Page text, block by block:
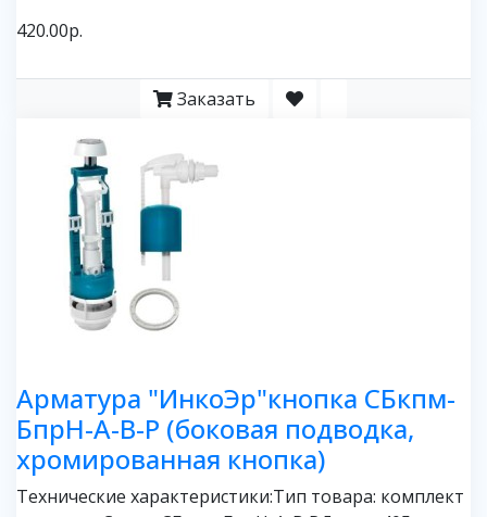
420.00р.
Заказать
Арматура "ИнкоЭр"кнопка СБкпм-
БпрН-А-В-Р (боковая подводка,
хромированная кнопка)
Технические характеристики:Тип товара: комплект